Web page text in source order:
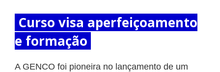
Curso visa aperfeiçoamento
e formação
A GENCO foi pioneira no lançamento de um